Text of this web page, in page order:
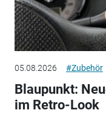
05.08.2026 #Zubehör
Blaupunkt:
im Retro-Look